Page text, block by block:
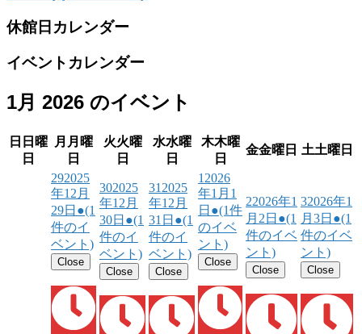
休館日カレンダー
イベントカレンダー
1月 2026 のイベント
日 日曜
日
月 月曜
日
火火曜
日
水水曜
日
木木曜
日
金金曜日 土土曜日
292025
年12月
29日 ●(1
件のイ
ベント)
Close
302025
年12月
30日 ●(1
件のイ
ベント)
Close
31 2025
年12月
31日 ●(1
件のイ
ベント)
Close
1 2026
年1月1
日 ●(1件
のイベ
ント)
Close
22026年1
月2日 ●(1
件のイベ
ント)
Close
32026年1
月3日 ●(1
件のイベ
ント)
Close